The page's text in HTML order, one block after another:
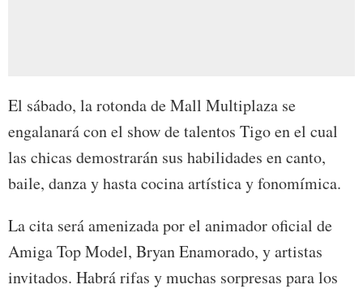
El sábado, la rotonda de Mall Multiplaza se
engalanará con el show de talentos Tigo en el cual
las chicas demostrarán sus habilidades en canto,
baile, danza y hasta cocina artística y fonomímica.
La cita será amenizada por el animador oficial de
Amiga Top Model, Bryan Enamorado, y artistas
invitados. Habrá rifas y muchas sorpresas para los